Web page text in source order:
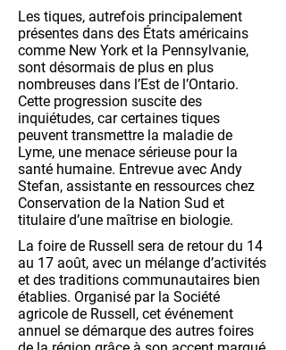
Les tiques, autrefois principalement
présentes dans des États américains
comme New York et la Pennsylvanie,
sont désormais de plus en plus
nombreuses dans l’Est de l’Ontario.
Cette progression suscite des
inquiétudes, car certaines tiques
peuvent transmettre la maladie de
Lyme, une menace sérieuse pour la
santé humaine. Entrevue avec Andy
Stefan, assistante en ressources chez
Conservation de la Nation Sud et
titulaire d’une maîtrise en biologie.
La foire de Russell sera de retour du 14
au 17 août, avec un mélange d’activités
et des traditions communautaires bien
établies. Organisé par la Société
agricole de Russell, cet événement
annuel se démarque des autres foires